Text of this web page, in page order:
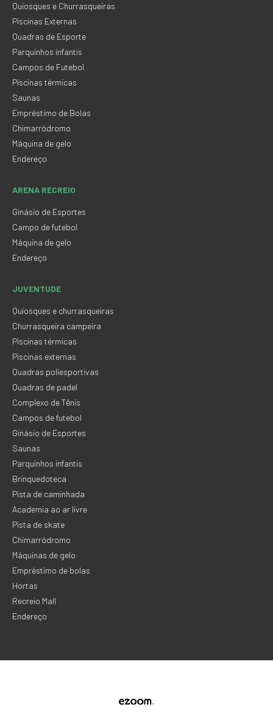
Quiosques e Churrasqueiras
Piscinas Externas
Quadras de Esporte
Parquinhos infantis
Campos de Futebol
Piscinas térmicas
Saunas
Empréstimo de Bolas
Chimarródromo
Máquina de gelo
Endereço
ARENA RECREIO
Ginásio de Esportes
Campo de futebol
Máquina de gelo
Endereço
JUVENTUDE
Quiosques e churrasqueiras
Churrasqueira campeira
Piscinas térmicas
Piscinas externas
Quadras poliesportivas
Quadras de padel
Complexo de Tênis
Campos de futebol
Ginásio de Esportes
Saunas
Parquinhos infantis
Brinquedoteca
Pista de caminhada
Academia ao ar livre
Pista de skate
Chimarródromo
Máquinas de gelo
Empréstimo de bolas
Hortas
Recreio Mall
Endereço